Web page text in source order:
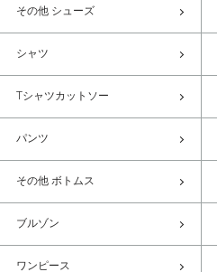
その他 シューズ
シャツ
Tシャツカットソー
パンツ
その他 ボトムス
ブルゾン
ワンピース